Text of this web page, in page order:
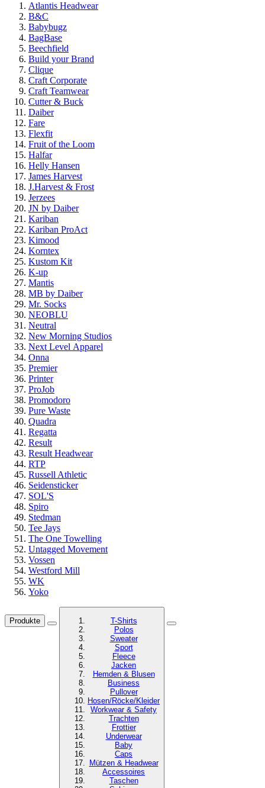
Atlantis Headwear
B&C
Babybugz
BagBase
Beechfield
Build your Brand
Clique
Craft Corporate
Craft Teamwear
Cutter & Buck
Daiber
Fare
Flexfit
Fruit of the Loom
Halfar
Helly Hansen
James Harvest
J.Harvest & Frost
Jerzees
JN by Daiber
Kariban
Kariban ProAct
Kimood
Korntex
Kustom Kit
K-up
Mantis
MB by Daiber
Mr. Socks
NEOBLU
Neutral
New Morning Studios
Next Level Apparel
Onna
Premier
Printer
ProJob
Promodoro
Pure Waste
Quadra
Regatta
Result
Result Headwear
RTP
Russell Athletic
Seidensticker
SOL'S
Spiro
Stedman
Tee Jays
The One Towelling
Untagged Movement
Vossen
Westford Mill
WK
Yoko
Produkte
T-Shirts
Polos
Sweater
Sport
Fleece
Jacken
Hemden & Blusen
Business
Pullover
Hosen/Röcke/Kleider
Workwear & Safety
Trachten
Frottier
Underwear
Baby
Caps
Mützen & Headwear
Accessoires
Taschen